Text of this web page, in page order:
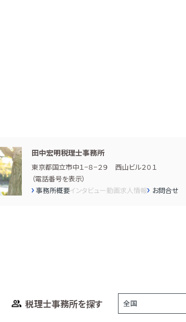
田中宏明税理士事務所
東京都国立市中１−８−２９ 西山ビル２０１
（電話番号を表示）
事務所概要インタビュー動画求人情報 お問合せ
税理士事務所を探す